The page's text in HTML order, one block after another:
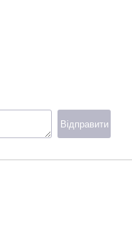
Відправити